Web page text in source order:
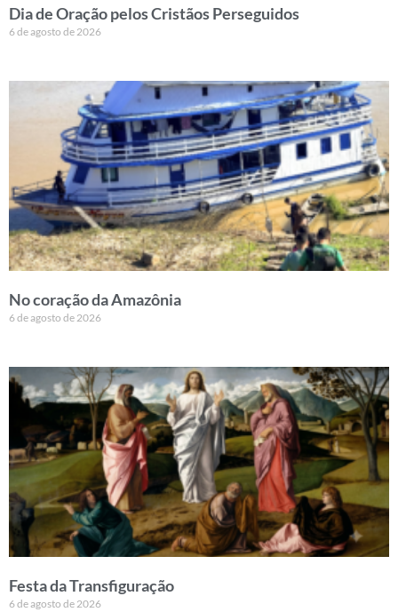
Dia de Oração pelos Cristãos Perseguidos
6 de agosto de 2026
No coração da Amazônia
6 de agosto de 2026
Festa da Transfiguração
6 de agosto de 2026